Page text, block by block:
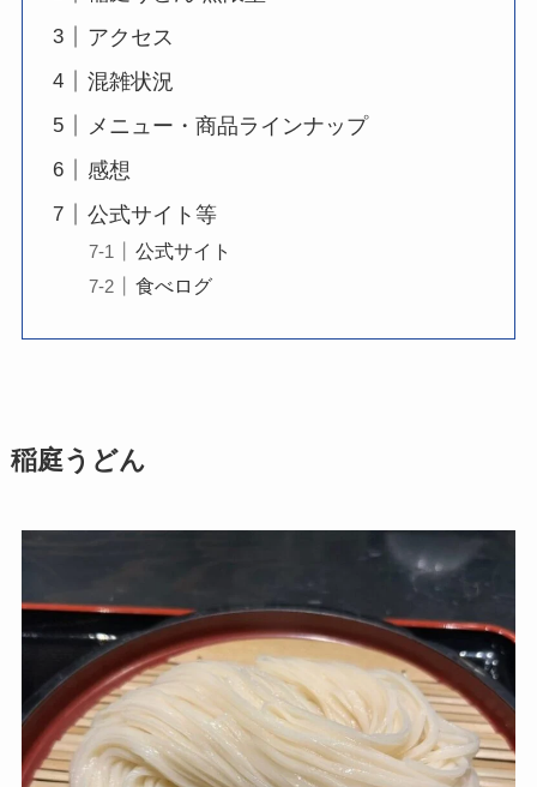
アクセス
混雑状況
メニュー・商品ラインナップ
感想
公式サイト等
公式サイト
食べログ
稲庭うどん